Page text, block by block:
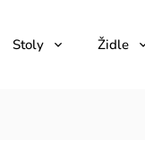
Stoly Židle